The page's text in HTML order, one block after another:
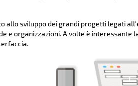
allo sviluppo dei grandi progetti legati
e organizzazioni. A volte è interessante